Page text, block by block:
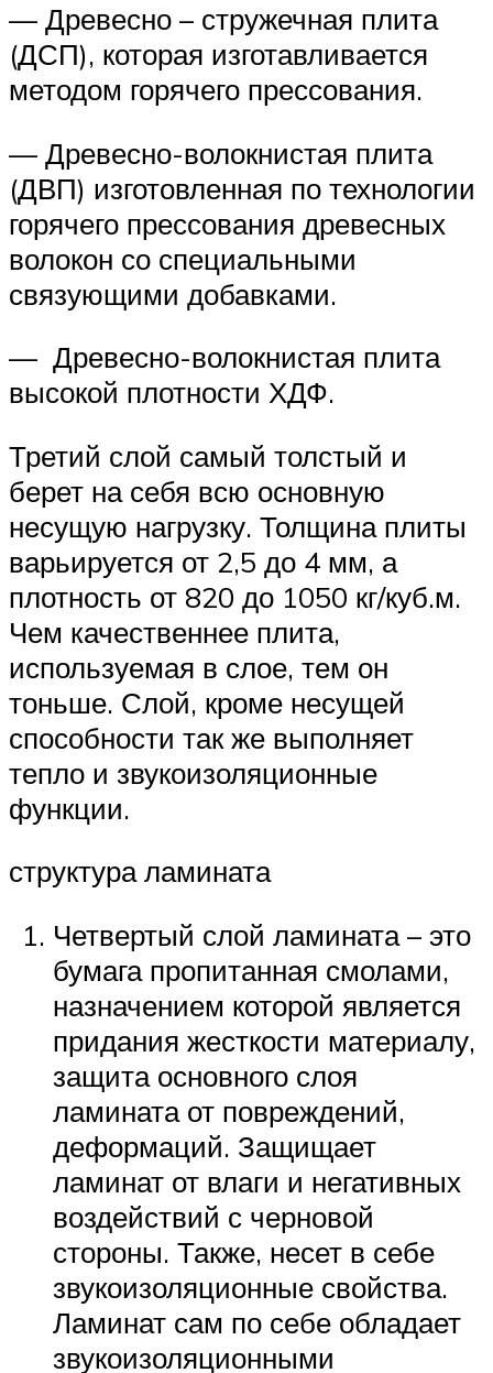
— Древесно – стружечная плита
(ДСП), которая изготавливается
методом горячего прессования.
— Древесно-волокнистая плита
(ДВП) изготовленная по технологии
горячего прессования древесных
волокон со специальными
связующими добавками.
— Древесно-волокнистая плита
высокой плотности ХДФ.
Третий слой самый толстый и
берет на себя всю основную
несущую нагрузку. Толщина плиты
варьируется от 2,5 до 4 мм, а
плотность от 820 до 1050 кг/куб.м.
Чем качественнее плита,
используемая в слое, тем он
тоньше. Слой, кроме несущей
способности так же выполняет
тепло и звукоизоляционные
функции.
структура ламината
Четвертый слой ламината – это
бумага пропитанная смолами,
назначением которой является
придания жесткости материалу,
защита основного слоя
ламината от повреждений,
деформаций. Защищает
ламинат от влаги и негативных
воздействий с черновой
стороны. Также, несет в себе
звукоизоляционные свойства.
Ламинат сам по себе обладает
звукоизоляционными